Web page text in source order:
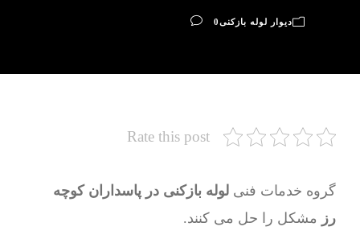
دیوار لوله بازکنی0
Rate this post
گروه خدمات فنی لوله بازکنی در پاسداران کوچه
رز مشکل را حل می کنند.